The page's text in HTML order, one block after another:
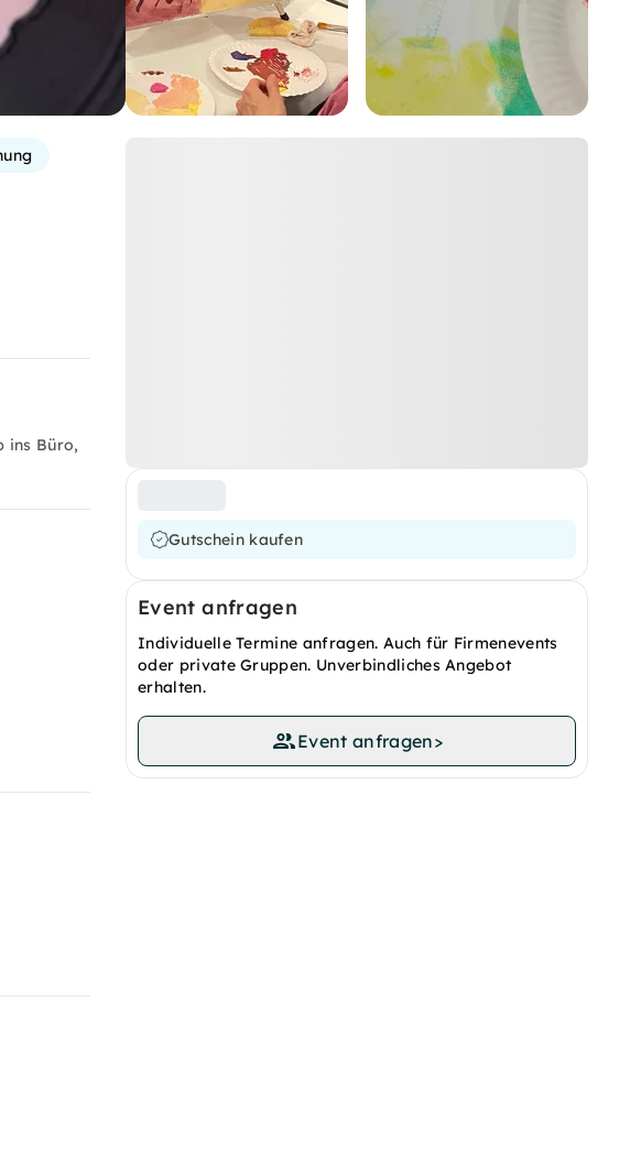
Gutschein kaufen
Event anfragen
Individuelle Termine anfragen. Auch für Firmenevents
oder private Gruppen. Unverbindliches Angebot
erhalten.
Event anfragen>
ins Büro,